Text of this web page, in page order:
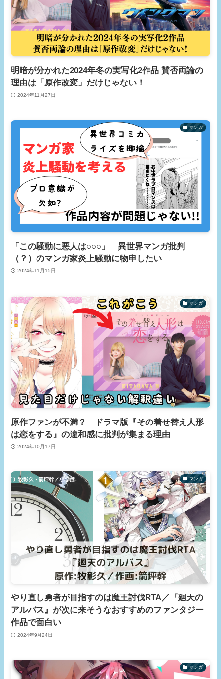
明暗が分かれた2024年冬の実写化2作品 賛否両論の
理由は「原作改変」だけじゃない！
2024年11月27日
マンガ
「この騒動に悪人は○○○」 異世界マンガ批判
（？）のマンガ家炎上騒動に物申したい
2024年11月15日
マンガ
原作ファンが不満？ ドラマ版『その着せ替え人形
は恋をする』の違和感に批判が集まる理由
2024年10月17日
マンガ
やり直し勇者が目指すのは魔王討伐RTA／『廻天の
アルバス』が次に来そうなおすすめのファンタジー
作品で面白い
2024年9月24日
マンガ